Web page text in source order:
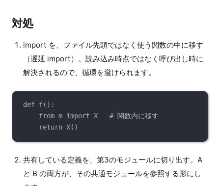
対処
import を、ファイル先頭ではなく使う関数の中に移す
（遅延 import）。読み込み時点ではなく呼び出し時に
解決されるので、循環を避けられます。
def f():
from m import X # 関数内に移す
return X()
共有している定義を、第3のモジュールに切り出す。A
と B の両方が、その共通モジュールを参照する形にし